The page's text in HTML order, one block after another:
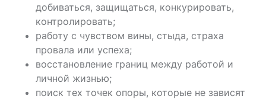
добиваться, защищаться, конкурировать,
контролировать;
работу с чувством вины, стыда, страха
провала или успеха;
восстановление границ между работой и
личной жизнью;
поиск тех точек опоры, которые не зависят